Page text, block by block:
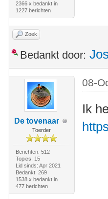
2366 x bedankt in
1227 berichten
Zoek
Bedankt door:
De tovenaar
Toerder
Berichten: 512
Topics: 15
Lid sinds: Apr 2021
Bedankt: 269
1538 x bedankt in
477 berichten
08-
Ik